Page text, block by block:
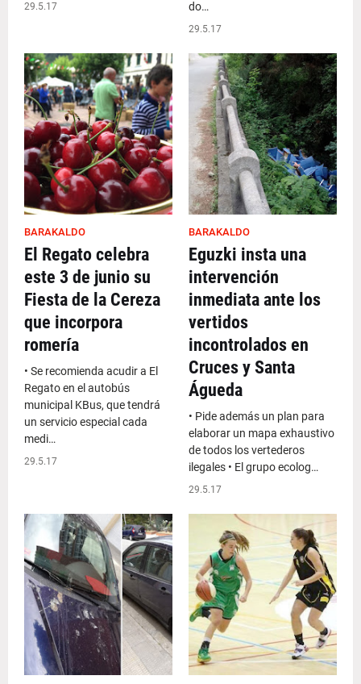
29.5.17 do…
29.5.17
BARAKALDO
El Regato celebra
este 3 de junio su
Fiesta de la Cereza
que incorpora
romería
• Se recomienda acudir a El
Regato en el autobús
municipal KBus, que tendrá
un servicio especial cada
medi…
29.5.17
BARAKALDO
Eguzki insta una
intervención
inmediata ante los
vertidos
incontrolados en
Cruces y Santa
Águeda
• Pide además un plan para
elaborar un mapa exhaustivo
de todos los vertederos
ilegales • El grupo ecolog…
29.5.17